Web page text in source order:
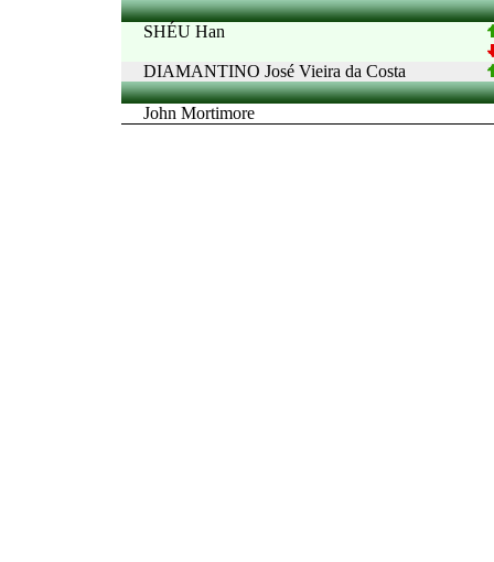
SHÉU Han
DIAMANTINO José Vieira da Costa
John Mortimore